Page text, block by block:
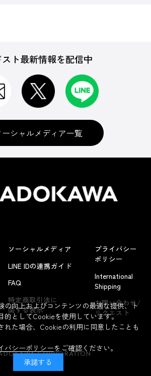
ト最新情報を配信中
ーシャルメディア一覧
ソーシャルメディア
LINE IDの連携ガイド
FAQ
特定商取引法に
関する表示
プライバシー
ポリシー
International
Shipping
お問い合わせ/
リクエスト
CORPORATION
の向上およびコンテンツの最適な提供、ト
的としてCookieを使用しています。
れた場合、Cookieの利用に同意したことも
バシーポリシーをご確認ください。
承諾する